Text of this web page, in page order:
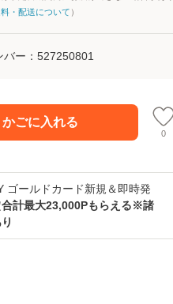
・配送について ）
ー： 527250801
かごに入れる
0
ゴールドカード新規＆即時発
合計最大23,000Pもらえる※諸